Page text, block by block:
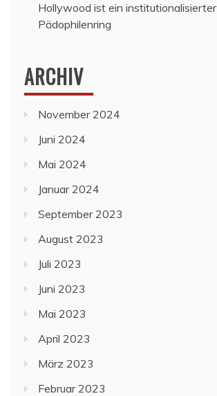
Hollywood ist ein institutionalisierter
Pädophilenring
ARCHIV
November 2024
Juni 2024
Mai 2024
Januar 2024
September 2023
August 2023
Juli 2023
Juni 2023
Mai 2023
April 2023
März 2023
Februar 2023